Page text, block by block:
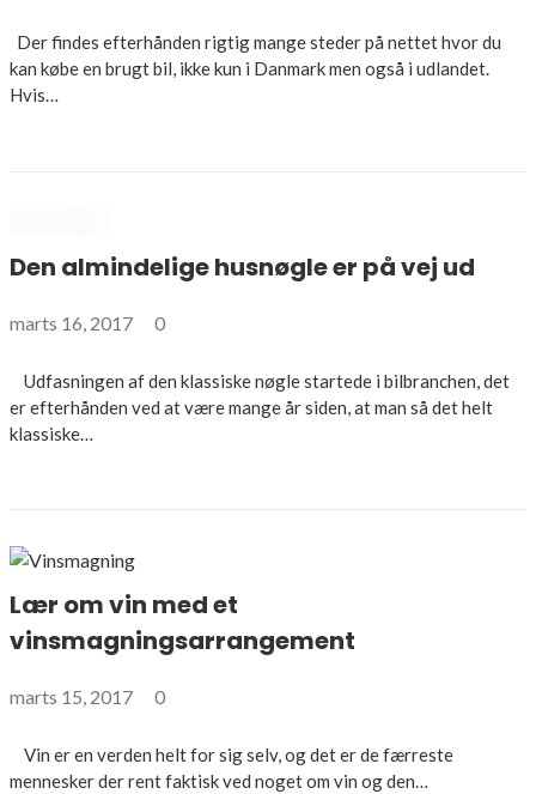
Der findes efterhånden rigtig mange steder på nettet hvor du
kan købe en brugt bil, ikke kun i Danmark men også i udlandet.
Hvis…
Den almindelige husnøgle er på vej ud
marts 16, 2017 0
Udfasningen af den klassiske nøgle startede i bilbranchen, det
er efterhånden ved at være mange år siden, at man så det helt
klassiske…
Lær om vin med et
vinsmagningsarrangement
marts 15, 2017 0
Vin er en verden helt for sig selv, og det er de færreste
mennesker der rent faktisk ved noget om vin og den…